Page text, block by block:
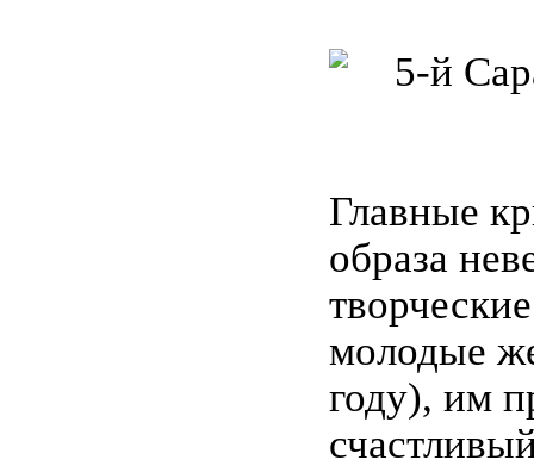
Главные
образа
молодые
году), им